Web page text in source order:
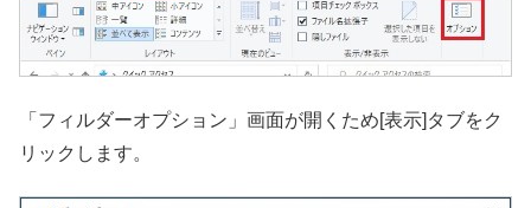
「フィルダーオプション」画面が開くため[表示]タブをク
リックします。